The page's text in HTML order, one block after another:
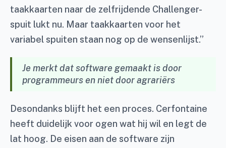
taakkaarten naar de zelfrijdende Challenger-
spuit lukt nu. Maar taakkaarten voor het
variabel spuiten staan nog op de wensenlijst.”
Je merkt dat software gemaakt is door
programmeurs en niet door agrariërs
Desondanks blijft het een proces. Cerfontaine
heeft duidelijk voor ogen wat hij wil en legt de
lat hoog. De eisen aan de software zijn